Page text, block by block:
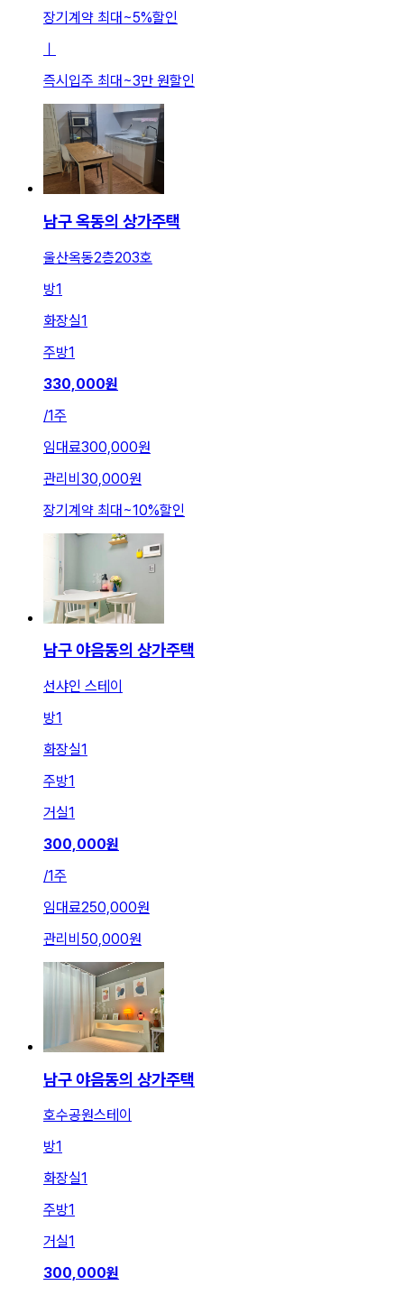
장기계약 최대~5%할인
ㅣ
즉시입주 최대~3만 원할인
남구 옥동의 상가주택
울산옥동2층203호
방1
화장실1
주방1
330,000원
/1주
임대료300,000원
관리비 30,000원
장기계약 최대~10%할인
남구 야음동의 상가주택
선샤인 스테이
방1
화장실1
주방1
거실1
300,000원
/1주
임대료250,000원
관리비 50,000원
남구 야음동의 상가주택
호수공원스테이
방1
화장실1
주방1
거실1
300,000원